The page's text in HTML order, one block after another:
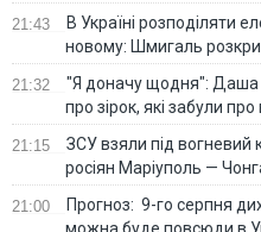
21:43
В Україні розподіляти
новому: Шмигаль
21:32
"Я доначу щодня": Даша
про зірок, які забули про
21:15
ЗСУ взяли під
росіян Маріуполь —
21:00
Прогноз: 9-го серпня